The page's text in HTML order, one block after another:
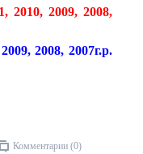
2010, 2009, 2008,
2008, 2007г.р.
Комментарии (0)